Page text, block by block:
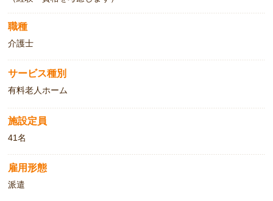
職種
介護士
サービス種別
有料老人ホーム
施設定員
41名
雇用形態
派遣